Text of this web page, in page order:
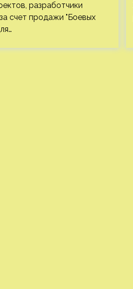
разработчики
счет продажи "Боевых